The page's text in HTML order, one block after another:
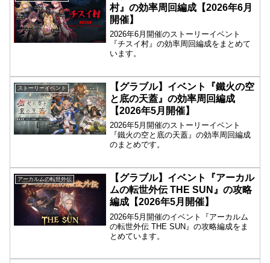
村』の効率周回編成【2026年6月
開催】
2026年6月開催のストーリーイベント
『チスイ村』の効率周回編成をまとめて
います。
ストーリーイベント
【グラブル】イベント『鐵火の空
と底の天蓋』の効率周回編成
【2026年5月開催】
2026年5月開催のストーリーイベント
『鐵火の空と底の天蓋』の効率周回編成
のまとめです。
アーカルムの転世外伝
【グラブル】イベント『アーカル
ムの転世外伝 THE SUN』の攻略
編成【2026年5月開催】
2026年5月開催のイベント『アーカルム
の転世外伝 THE SUN』の攻略編成をま
とめています。